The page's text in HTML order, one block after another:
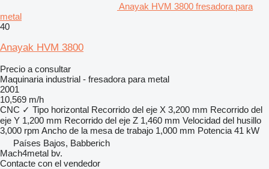
Anayak HVM 3800 fresadora para
metal
40
Anayak HVM 3800
Precio a consultar
Maquinaria industrial - fresadora para metal
2001
10,569 m/h
CNC ✓ Tipo horizontal Recorrido del eje X 3,200 mm Recorrido del
eje Y 1,200 mm Recorrido del eje Z 1,460 mm Velocidad del husillo
3,000 rpm Ancho de la mesa de trabajo 1,000 mm Potencia 41 kW
Países Bajos, Babberich
Mach4metal bv.
Contacte con el vendedor